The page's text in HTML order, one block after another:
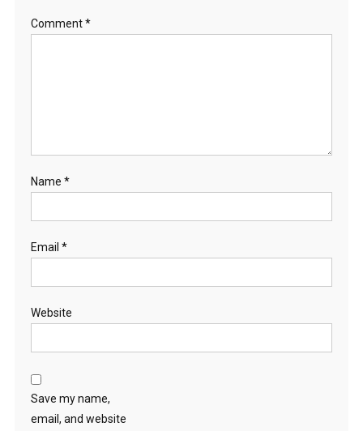
Comment*
Name *
Email *
Website
Save my name,
email, and website